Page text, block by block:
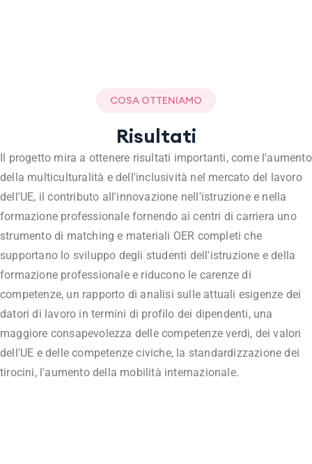
COSA OTTENIAMO
Risultati
Il progetto mira a ottenere risultati importanti, come l'aumento
della multiculturalità e dell'inclusività nel mercato del lavoro
dell'UE, il contributo all'innovazione nell'istruzione e nella
formazione professionale fornendo ai centri di carriera uno
strumento di matching e materiali OER completi che
supportano lo sviluppo degli studenti dell'istruzione e della
formazione professionale e riducono le carenze di
competenze, un rapporto di analisi sulle attuali esigenze dei
datori di lavoro in termini di profilo dei dipendenti, una
maggiore consapevolezza delle competenze verdi, dei valori
dell'UE e delle competenze civiche, la standardizzazione dei
tirocini, l'aumento della mobilità internazionale.